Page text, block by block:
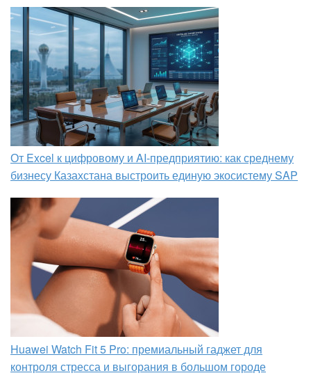
От Excel к цифровому и AI‑предприятию: как среднему
бизнесу Казахстана выстроить единую экосистему SAP
Huawei Watch Fit 5 Pro: премиальный гаджет для
контроля стресса и выгорания в большом городе